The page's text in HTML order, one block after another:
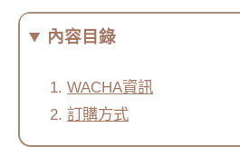
內容目錄
WACHA資訊
訂購方式